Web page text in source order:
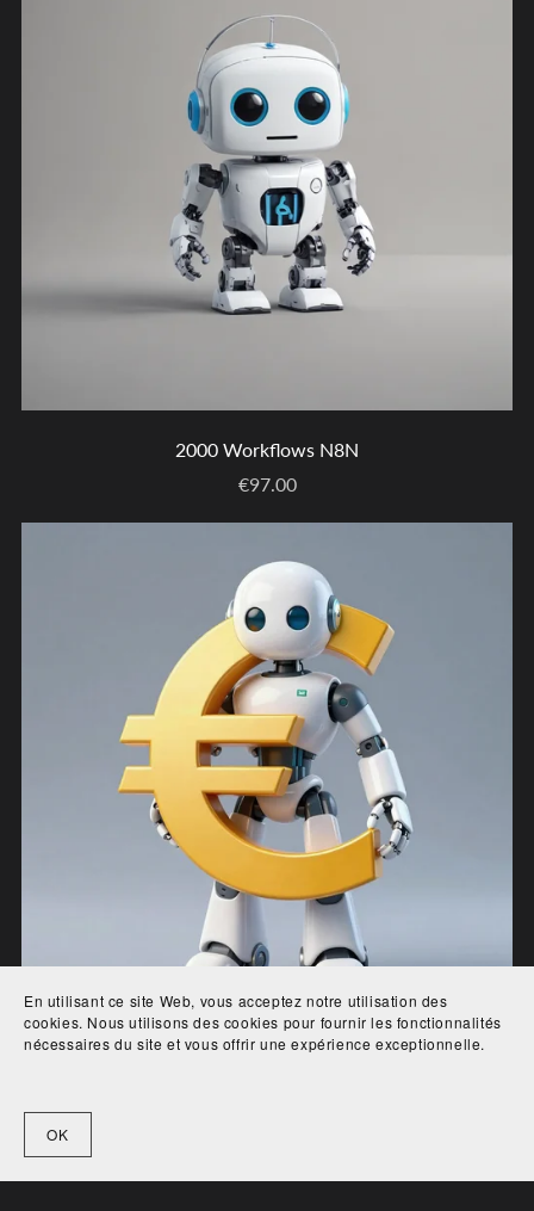
2000 Workflows N8N
€97.00
Carnets Amazon KDP
En utilisant ce site Web, vous acceptez notre utilisation des
cookies. Nous utilisons des cookies pour fournir les fonctionnalités
nécessaires du site et vous offrir une expérience exceptionnelle.
OK